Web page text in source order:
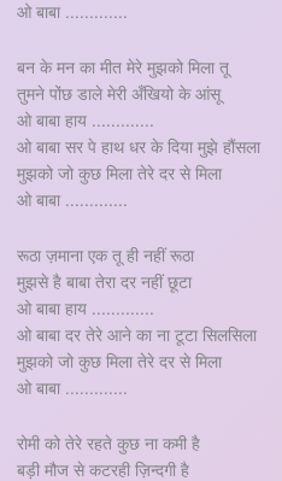
ओ बाबा .............
बन के मन का मीत मेरे मुझको मिला तू
तुमने पोंछ डाले मेरी अँखियो के आंसू
ओ बाबा हाय .............
ओ बाबा सर पे हाथ धर के दिया मुझे हौंसला
मुझको जो कुछ मिला तेरे दर से मिला
ओ बाबा .............
रूठा ज़माना एक तू ही नहीं रूठा
मुझसे है बाबा तेरा दर नहीं छूटा
ओ बाबा हाय .............
ओ बाबा दर तेरे आने का ना टूटा सिलसिला
मुझको जो कुछ मिला तेरे दर से मिला
ओ बाबा .............
रोमी को तेरे रहते कुछ ना कमी है
बड़ी मौज से कटरही ज़िन्दगी है